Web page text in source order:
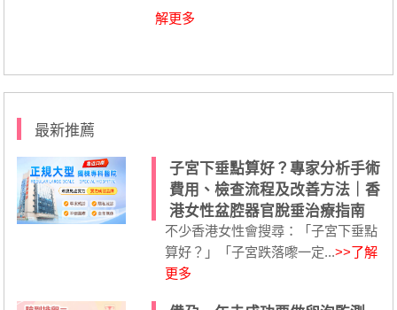
解更多
最新推薦
子宮下垂點算好？專家分析手術
費用、檢查流程及改善方法｜香
港女性盆腔器官脫垂治療指南
不少香港女性會搜尋：「子宮下垂點
算好？」「子宮跌落嚟一定...>>了解
更多